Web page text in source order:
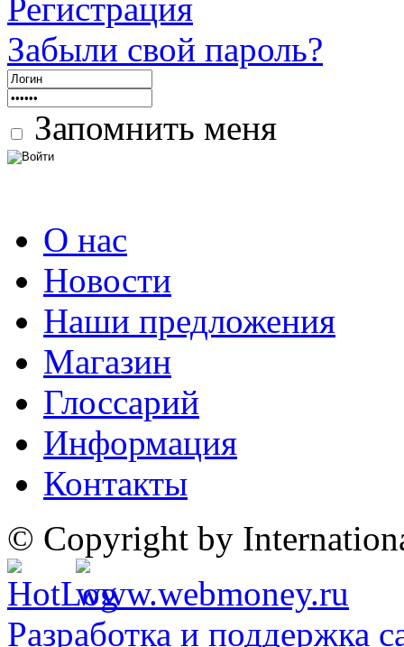
Регистрация
Забыли свой пароль?
Запомнить меня
О нас
Новости
Наши предложения
Магазин
Глоссарий
Информация
Контакты
© Copyright by
Разработка и поддержка